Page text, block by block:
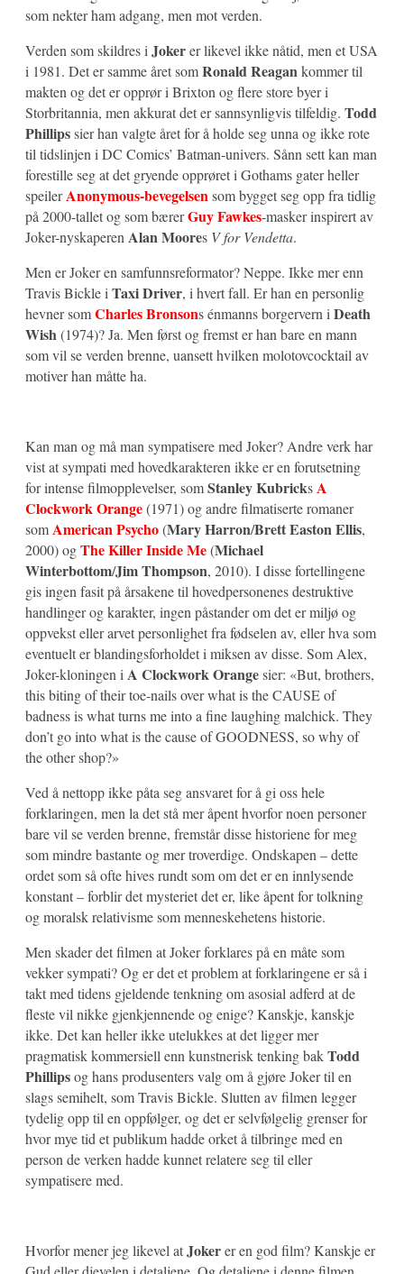
som nekter ham adgang, men mot verden.
Verden som skildres iJokerer likevel ikke nåtid, men et USA
i 1981. Det er samme året somRonald Reagankommer til
makten og det er opprør i Brixton og flere store byer i
Storbritannia, men akkurat det er sannsynligvis tilfeldig. Todd
Phillipssier han valgte året for å holde seg unna og ikke rote
til tidslinjen i DC Comics’ Batman-univers. Sånn sett kan man
forestille seg at det gryende opprøret i Gothams gater heller
speilerAnonymous-bevegelsensom bygget seg opp fra tidlig
på 2000-tallet og som bærerGuy Fawkes-masker inspirert av
Joker-nyskaperenAlan Moores V for Vendetta.
Men er Joker en samfunnsreformator? Neppe. Ikke mer enn
Travis Bickle iTaxi Driver, i hvert fall. Er han en personlig
hevner somCharles Bronsons énmanns borgervern iDeath
Wish(1974)? Ja. Men først og fremst er han bare en mann
som vil se verden brenne, uansett hvilken molotovcocktail av
motiver han måtte ha.
Kan man og må man sympatisere med Joker? Andre verk har
vist at sympati med hovedkarakteren ikke er en forutsetning
for intense filmopplevelser, somStanley KubricksA
Clockwork Orange(1971) og andre filmatiserte romaner
somAmerican Psycho(Mary Harron/Brett Easton Ellis,
2000) ogThe Killer Inside Me(Michael
Winterbottom/Jim Thompson, 2010). I disse fortellingene
gis ingen fasit på årsakene til hovedpersonenes destruktive
handlinger og karakter, ingen påstander om det er miljø og
oppvekst eller arvet personlighet fra fødselen av, eller hva som
eventuelt er blandingsforholdet i miksen av disse. Som Alex,
Joker-kloningen iA Clockwork Orangesier: «But, brothers,
this biting of their toe-nails over what is the CAUSE of
badness is what turns me into a fine laughing malchick. They
don’t go into what is the cause of GOODNESS, so why of
the other shop?»
Ved å nettopp ikke påta seg ansvaret for å gi oss hele
forklaringen, men la det stå mer åpent hvorfor noen personer
bare vil se verden brenne, fremstår disse historiene for meg
som mindre bastante og mer troverdige. Ondskapen – dette
ordet som så ofte hives rundt som om det er en innlysende
konstant – forblir det mysteriet det er, like åpent for tolkning
og moralsk relativisme som menneskehetens historie.
Men skader det filmen at Joker forklares på en måte som
vekker sympati? Og er det et problem at forklaringene er så i
takt med tidens gjeldende tenkning om asosial adferd at de
fleste vil nikke gjenkjennende og enige? Kanskje, kanskje
ikke. Det kan heller ikke utelukkes at det ligger mer
pragmatisk kommersiell enn kunstnerisk tenking bakTodd
Phillipsog hans produsenters valg om å gjøre Joker til en
slags semihelt, som Travis Bickle. Slutten av filmen legger
tydelig opp til en oppfølger, og det er selvfølgelig grenser for
hvor mye tid et publikum hadde orket å tilbringe med en
person de verken hadde kunnet relatere seg til eller
sympatisere med.
Hvorfor mener jeg likevel atJokerer en god film? Kanskje er